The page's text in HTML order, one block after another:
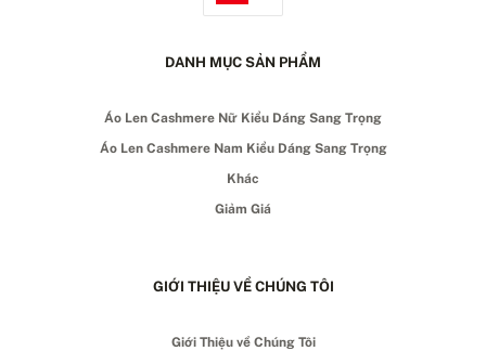
DANH MỤC SẢN PHẨM
Áo Len Cashmere Nữ Kiểu Dáng Sang Trọng
Áo Len Cashmere Nam Kiểu Dáng Sang Trọng
Khác
Giảm Giá
GIỚI THIỆU VỀ CHÚNG TÔI
Giới Thiệu về Chúng Tôi